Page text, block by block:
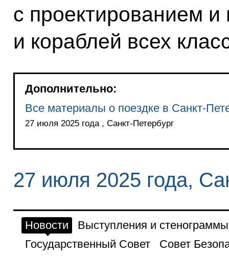
с проектированием и
и кораблей всех
Дополнительно:
Все материалы о поездке в Санкт-
27 июля 2025 года , Санкт-Петербург
27 июля 2025 года,
Новости
Выступления и стенограммы
Государственный Совет
Совет